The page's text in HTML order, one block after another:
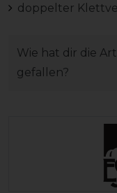
doppelter
Wie hat dir die
gefallen?